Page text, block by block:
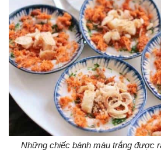
Những chiếc bánh màu trắng được